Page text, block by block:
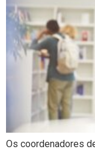
Os coordenadores